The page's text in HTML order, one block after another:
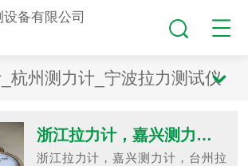
杭州测力计_宁波拉力测试仪
浙江拉力计，嘉兴测力计，台州拉力测试仪
浙江拉力计，嘉兴测力计，台州拉